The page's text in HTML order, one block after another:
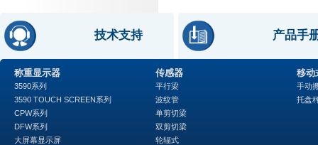
技术支持 产品手
称重显示器
3590系列
3590 TOUCH SCREEN系列
CPW系列
DFW系列
大屏幕显示屏
传感器
平行梁
波纹管
单剪切梁
双剪切梁
轮辐式
移动
手动
托盘